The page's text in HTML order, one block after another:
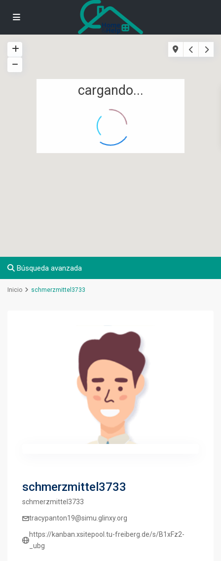
cargando...
Búsqueda avanzada
Inicio schmerzmittel3733
schmerzmittel3733
schmerzmittel3733
tracypanton19@simu.glinxy.org
https://kanban.xsitepool.tu-freiberg.de/s/B1xFz2-
_ubg